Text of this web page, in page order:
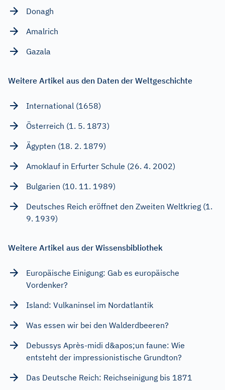
Donagh
Amalrich
Gazala
Weitere Artikel aus den Daten der Weltgeschichte
International (1658)
Österreich (1. 5. 1873)
Ägypten (18. 2. 1879)
Amoklauf in Erfurter Schule (26. 4. 2002)
Bulgarien (10. 11. 1989)
Deutsches Reich eröffnet den Zweiten Weltkrieg (1.
9. 1939)
Weitere Artikel aus der Wissensbibliothek
Europäische Einigung: Gab es europäische
Vordenker?
Island: Vulkaninsel im Nordatlantik
Was essen wir bei den Walderdbeeren?
Debussys Après-midi d&apos;un faune: Wie
entsteht der impressionistische Grundton?
Das Deutsche Reich: Reichseinigung bis 1871